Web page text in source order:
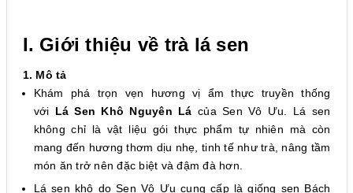
I. Giới thiệu về trà lá sen
1. Mô tả
Khám phá trọn vẹn hương vị ẩm thực truyền thống
với Lá Sen Khô Nguyên Lá của Sen Vô Ưu. Lá sen
không chỉ là vật liệu gói thực phẩm tự nhiên mà còn
mang đến hương thơm dịu nhẹ, tinh tế như trà, nâng tầm
món ăn trở nên đặc biệt và đậm đà hơn.
Lá sen khô do Sen Vô Ưu cung cấp là giống sen Bách